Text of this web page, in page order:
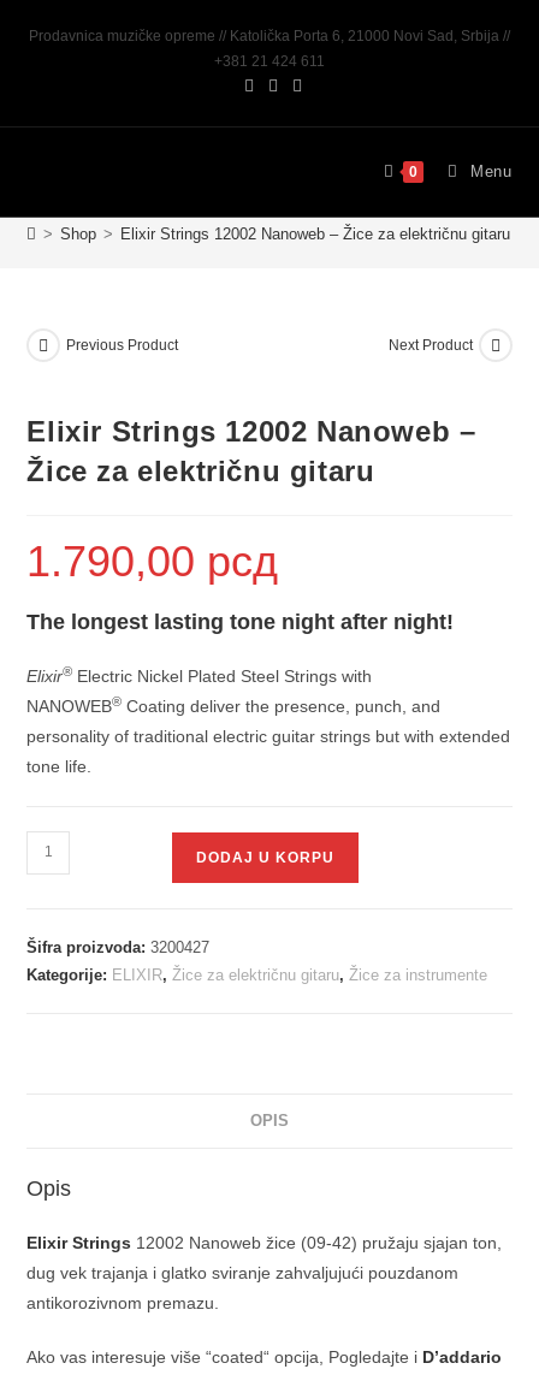
Prodavnica muzičke opreme // Katolička Porta 6, 21000 Novi Sad, Srbija //
+381 21 424 611
0 Menu
> Shop > Elixir Strings 12002 Nanoweb – Žice za električnu gitaru
Previous Product Next Product
Elixir Strings 12002 Nanoweb –
Žice za električnu gitaru
1.790,00 рсд
The longest lasting tone night after night!
Elixir® Electric Nickel Plated Steel Strings with
NANOWEB® Coating deliver the presence, punch, and
personality of traditional electric guitar strings but with extended
tone life.
DODAJ U KORPU
Šifra proizvoda:3200427
Kategorije: ELIXIR, Žice za električnu gitaru, Žice za instrumente
OPIS
Opis
Elixir Strings 12002 Nanoweb žice (09-42) pružaju sjajan ton,
dug vek trajanja i glatko sviranje zahvaljujući pouzdanom
antikorozivnom premazu.
Ako vas interesuje više “coated“ opcija, Pogledajte i D’addario